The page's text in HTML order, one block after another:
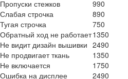
Пропуски стежков
990
Слабая строчка
890
Тугая строчка
750
Обратный ход не работает1350
Не видит дизайн вышивки 2490
Не продвигает ткань
1350
Не включается
1750
Ошибка на дисплее
2490